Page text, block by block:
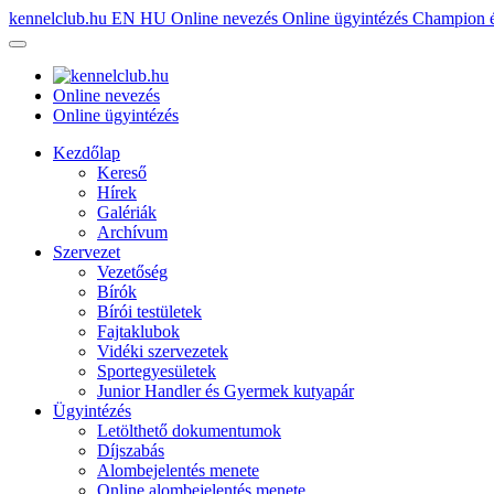
kennelclub.hu EN HU Online nevezés Online ügyintézés Champion
Online nevezés
Online ügyintézés
Kezdőlap
Kereső
Hírek
Galériák
Archívum
Szervezet
Vezetőség
Bírók
Bírói testületek
Fajtaklubok
Vidéki szervezetek
Sportegyesületek
Junior Handler és Gyermek kutyapár
Ügyintézés
Letölthető dokumentumok
Díjszabás
Alombejelentés menete
Online alombejelentés menete